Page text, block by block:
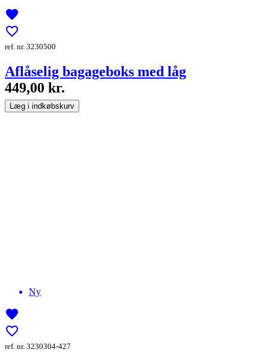
favorite
favorite_border
ref. nr. 3230500
Aflåselig bagageboks med låg
449,00 kr.
Læg i indkøbskurv
Ny
favorite
favorite_border
ref. nr. 3230304-427